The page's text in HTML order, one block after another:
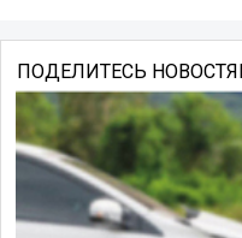
ПОДЕЛИТЕСЬ